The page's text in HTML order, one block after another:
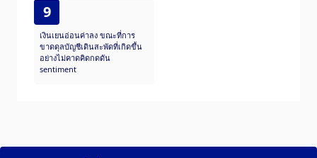
9
เงินเยนอ่อนค่าลง ขณะที่การ
ขาดดุลบัญชีเดินสะพัดที่เกิดขึ้น
อย่างไม่คาดคิดกดดัน
sentiment